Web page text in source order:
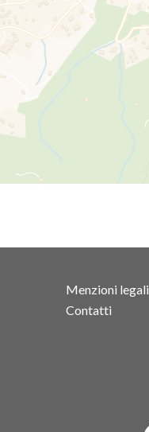
Menzioni legali
Contatti